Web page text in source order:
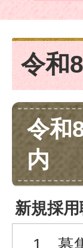
令和
令和
内
新規採